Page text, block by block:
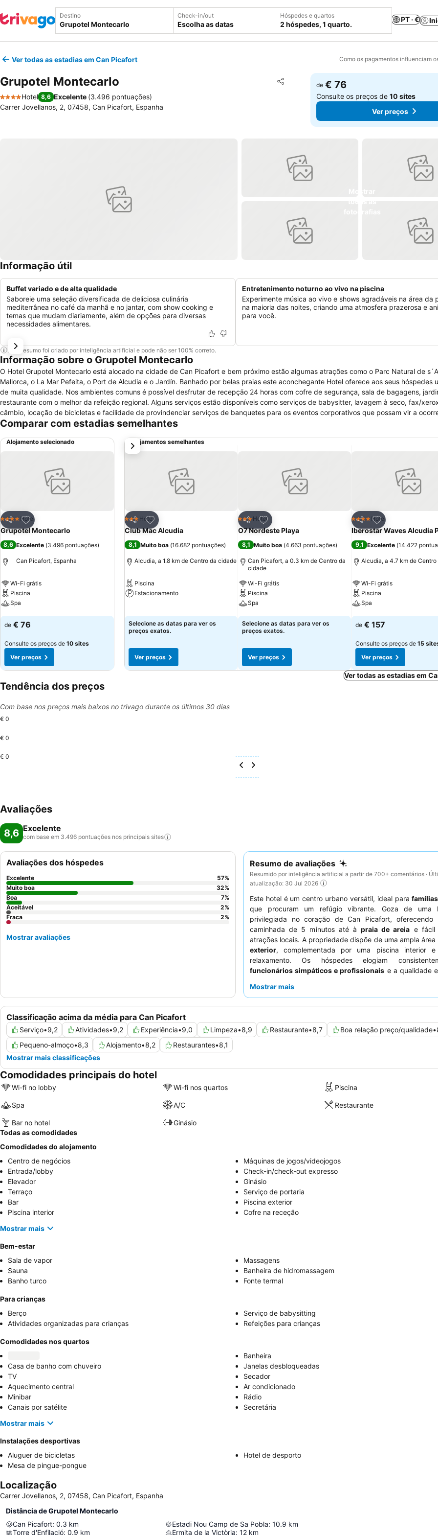
Destino Check-in/out
Escolha as datas
Hóspedes e quartos
2 hóspedes, 1 quarto.
PT · €
Ver todas as estadias em Can Picafort Como os pagamentos influenciam
Grupotel Montecarlo Partilhar
Adicionar aos favoritos
4 Estrelas
Hotel 8,6 Excelente (3.496 pontuações)
Carrer Jovellanos, 2, 07458, Can Picafort, Espanha
de € 76
Consulte os preços de10 sites
Ver preços
Informação útil
Buffet variado e de alta qualidade
Saboreie uma seleção diversificada de deliciosa culinária
mediterrânea no café da manhã e no jantar, com show cooking e
temas que mudam diariamente, além de opções para diversas
necessidades alimentares.
Entretenimento noturno ao vivo na piscina
Experimente música ao vivo e shows agradáveis na área da
na maioria das noites, criando uma atmosfera prazerosa e
para você.
Este resumo foi criado por inteligência artificial e pode não ser 100% correto.
Informação sobre o Grupotel Montecarlo
O Hotel Grupotel Montecarlo está alocado na cidade de Can Picafort e bem próximo estão algumas atrações como o Parc Natural de
Mallorca, o La Mar Pefeita, o Port de Alcudia e o Jardín. Banhado por belas praias este aconchegante Hotel oferece aos seus hóspedes
de muita qualidade. Nos ambientes comuns é possível desfrutar de recepção 24 horas com cofre de segurança, sala de bagagens,
restaurante com o melhor da refeição regional. Alguns serviços estão disponíveis como serviços de babysitter, lavagem à seco, fax/
câmbio, locação de bicicletas e facilidade de provindenciar serviços de banquetes para os eventos corporativos que possam vir a
espaços destinados a isso. Para o lazer o Hotel oferece sauna, sala de fitness, mesa de ping pong, mini golfe, jacuzzi e uma ampla
ar-condicionado e janelas com vistas específicas.
Comparar com estadias semelhantes
Alojamento selecionado
Partilhar
Adicionar aos favoritos
4 EstrelasHotel
Grupotel Montecarlo
8,6 Excelente (3.496 pontuações)
Can Picafort, Espanha
Wi-Fi grátis
Piscina
Spa
Ver preços
de € 76
Consulte os preços de 10 sites
Ver preços
Alojamentos semelhantes
Partilhar
Adicionar aos favoritos
3 Estrelas
Hotel
Club Mac Alcudia
8,1 Muito boa (16.682 pontuações)
Alcudia, a 1.8 km de Centro da cidade
Piscina
Estacionamento
Selecione as datas para ver os
preços exatos.
Ver preços
Partilhar
Adicionar aos favoritos
3 Estrelas
Hotel
O7 Nordeste Playa
8,1 Muito boa (4.663 pontuações)
Can Picafort, a 0.3 km de Centro da
cidade
Wi-Fi grátis
Piscina
Spa
Ver preços
Selecione as datas para ver os
preços exatos.
Ver preços
Partilhar
Adicionar aos
4 EstrelasHotel
Iberostar Waves Alcudia
9,1 Excelente (14.422
Alcudia, a 4.7 km de
Wi-Fi grátis
Piscina
Spa
Ver preços
de € 157
Consulte os preços de 15
Ver preços
próximo
Ver todas as estadias em
Tendência dos preços
Com base nos preços mais baixos no trivago durante os últimos 30 dias
€ 0
€ 0
€ 0
Avaliações
8,6 Excelente
com base em 3.496 pontuações nos principais sites
Resumo de avaliações
Resumido por inteligência artificial a partir de 700+ comentários ·
atualização: 30 Jul 2026
Este hotel é um centro urbano versátil, ideal parafamílias
que procuram um refúgio vibrante. Goza de uma
privilegiada no coração de Can Picafort, oferecendo
caminhada de 5 minutos até à praia de areia e fácil
atrações locais. A propriedade dispõe de uma ampla área
exterior, complementada por uma piscina interior
relaxamento. Os hóspedes elogiam
funcionários simpáticos e profissionais e a qualidade
experiência verdadeiramente relaxante, considere
Mostrar mais
Classificação acima da média para Can Picafort
Serviço•9,2 Atividades•9,2 Experiência•9,0 Limpeza•8,9 Restaurante•8,7 Boa relação preço/qualidade•
Pequeno-almoço•8,3 Alojamento•8,2 Restaurantes•8,1
Mostrar mais classificações
Avaliações dos hóspedes
Excelente 57%
Muito boa
32%
Boa
7%
Aceitável
2%
Fraca
2%
Mostrar avaliações
Comodidades principais do hotel
Wi-fi no lobby Wi-fi nos quartos Piscina
Spa A/C Restaurante
Bar no hotel
Ginásio
Todas as comodidades
Comodidades do alojamento
Centro de negócios
Máquinas de jogos/videojogos
Entrada/lobby
Check-in/check-out expresso
Elevador
Ginásio
Terraço
Serviço de portaria
Bar
Piscina exterior
Piscina interior
Cofre na receção
Mostrar mais
Bem-estar
Sala de vapor
Massagens
Sauna
Banheira de hidromassagem
Banho turco
Fonte termal
Para crianças
Berço
Serviço de babysitting
Atividades organizadas para crianças
Refeições para crianças
Comodidades nos quartos
Banheira
Casa de banho com chuveiro
Janelas desbloqueadas
TV
Secador
Aquecimento central
Ar condicionado
Minibar
Rádio
Canais por satélite
Secretária
Mostrar mais
Instalações desportivas
Aluguer de bicicletas
Hotel de desporto
Mesa de pingue-pongue
Localização
Carrer Jovellanos, 2, 07458, Can Picafort, Espanha
Distância de Grupotel Montecarlo
Can Picafort: 0.3 km
Torre d'Enfilació: 0.9 km
Estadi Nou Camp de Sa Pobla: 10.9 km
Ermita de la Victòria: 12 km